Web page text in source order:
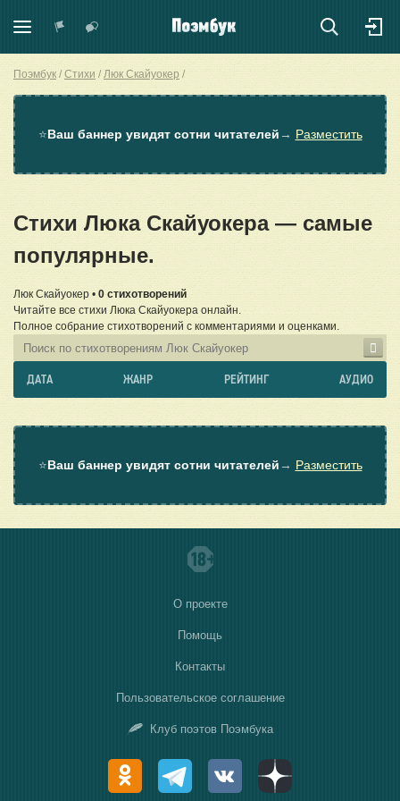
Поэмбук Стихи Люк Скайуокер
⭐Ваш баннер увидят сотни читателей → Разместить
Стихи Люка Скайуокера — самые
популярные.
Люк Скайуокер • 0 стихотворений
Читайте все стихи Люка Скайуокера онлайн.
Полное собрание стихотворений с комментариями и оценками.
ДАТА ЖАНР РЕЙТИНГ АУДИО
⭐Ваш баннер увидят сотни читателей → Разместить
О проекте
Помощь
Контакты
Пользовательское соглашение
Клуб поэтов Поэмбука